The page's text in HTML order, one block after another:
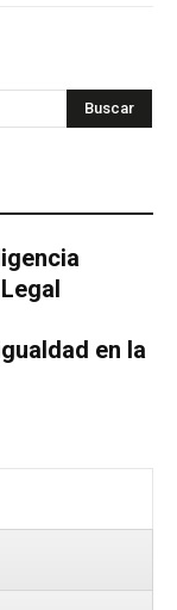
Buscar
en la